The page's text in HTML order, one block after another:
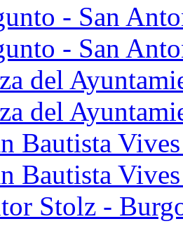
- San
- San
del
del
Bautista
Bautista
Stolz -